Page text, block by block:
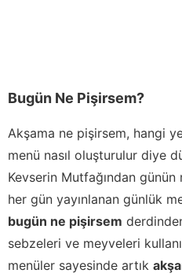
Bugün Ne Pişirsem?
Akşama ne pişirsem, hangi
menü nasıl oluşturulur diye
Kevserin Mutfağından günün
her gün yayınlanan günlük
bugün ne pişirsem
sebzeleri ve meyveleri
menüler sayesinde artık